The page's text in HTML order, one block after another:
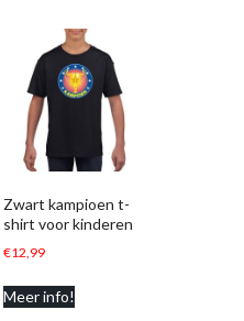
Zwart kampioen t-
shirt voor kinderen
€12,99
Meer info!